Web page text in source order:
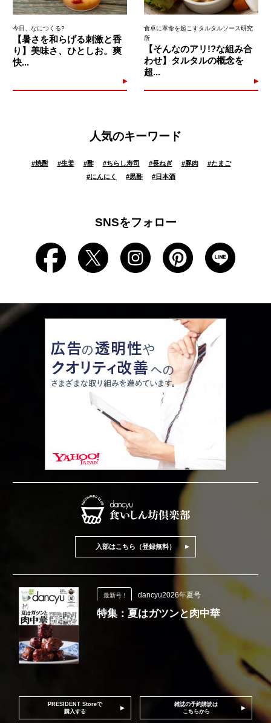
今日、なにつくる?
【暑さを和らげる刺激と香
り】美味さ、ひとしお。爽
快...
食卓に革命を起こすタルタルソース研究
所
【そんなのアリ!?な組み合
わせ】タルタルの概念を
超...
人気のキーワード
#焼酎 #生姜 #酢 #ちらし寿司 #長ねぎ #豚肉 #たまご
#にんにく #黒酢 #日本酒
SNSをフォロー
入部はこちら（登録無料）
最新号！ dancyu2026年夏号
特集：夏はガツンと肉中華
PRESIDENT Storeで
購入する
雑誌の予約購読は
こちらから